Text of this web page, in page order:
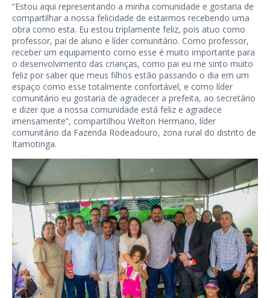
“Estou aqui representando a minha comunidade e gostaria de
compartilhar a nossa felicidade de estarmos recebendo uma
obra como esta. Eu estou triplamente feliz, pois atuo como
professor, pai de aluno e líder comunitário. Como professor,
receber um equipamento como esse é muito importante para
o desenvolvimento das crianças, como pai eu me sinto muito
feliz por saber que meus filhos estão passando o dia em um
espaço como esse totalmente confortável, e como líder
comunitário eu gostaria de agradecer a prefeita, ao secretário
e dizer que a nossa comunidade está feliz e agradece
imensamente”, compartilhou Welton Hermano, líder
comunitário da Fazenda Rodeadouro, zona rural do distrito de
Itamotinga.